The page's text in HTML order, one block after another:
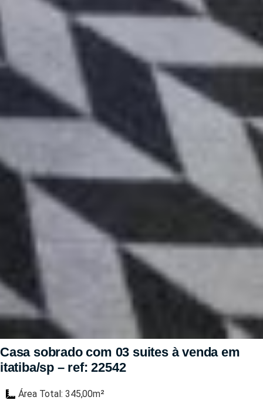
Casa sobrado com 03 suites à venda em
itatiba/sp – ref: 22542
Área Total: 345,00m²